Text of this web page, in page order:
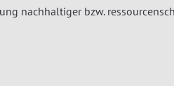
nachhaltiger bzw.